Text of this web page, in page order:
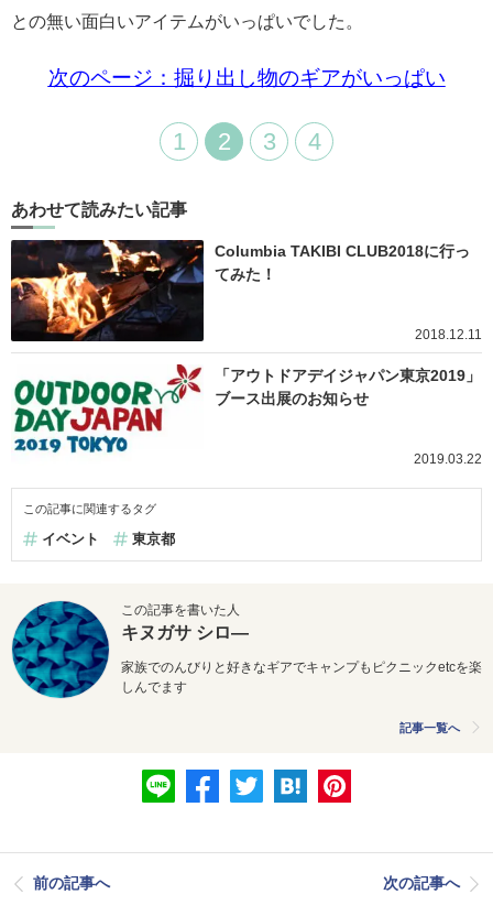
との無い面白いアイテムがいっぱいでした。
次のページ：掘り出し物のギアがいっぱい
1 2 3 4
あわせて読みたい記事
Columbia TAKIBI CLUB2018に行っ
てみた！
2018.12.11
「アウトドアデイジャパン東京2019」
ブース出展のお知らせ
2019.03.22
この記事に関連するタグ
イベント 東京都
この記事を書いた人
キヌガサ シロ―
家族でのんびりと好きなギアでキャンプもピクニックetcを楽
しんでます
記事一覧へ
前の記事へ 次の記事へ